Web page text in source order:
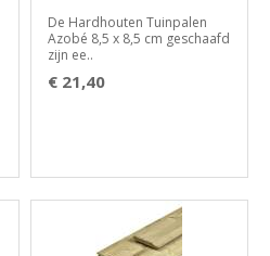
De Hardhouten Tuinpalen
Azobé 8,5 x 8,5 cm geschaafd
zijn ee..
€ 21,40